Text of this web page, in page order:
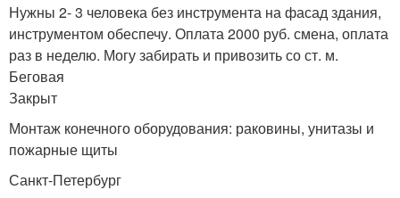
Нужны 2- 3 человека без инструмента на фасад здания,
инструментом обеспечу. Оплата 2000 руб. смена, оплата
раз в неделю. Могу забирать и привозить со ст. м.
Беговая
Закрыт
Монтаж конечного оборудования: раковины, унитазы и
пожарные щиты
Санкт-Петербург